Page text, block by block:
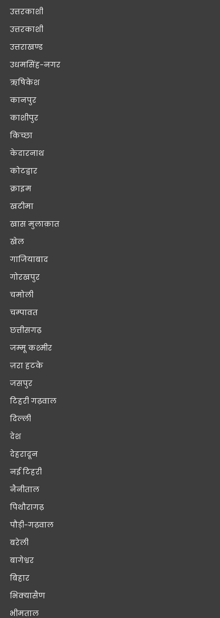
उत्तरकाशी
उत्तरकाशी
उत्तराखण्ड
उधमसिंह-नगर
ऋषिकेश
कानपुर
काशीपुर
किच्छा
केदारनाथ
कोटद्वार
क्राइम
खटीमा
खास मुलाक़ात
खेल
गाजियाबाद
गोरखपुर
चमोली
चम्पावत
छत्तीसगढ़
जम्मू कश्मीर
ज़रा हटके
जसपुर
टिहरी गढ़वाल
दिल्ली
देश
देहरादून
नई टिहरी
नैनीताल
पिथौरागढ़
पौड़ी-गढ़वाल
बरेली
बागेश्वर
बिहार
भिक्यासैण
भीमताल